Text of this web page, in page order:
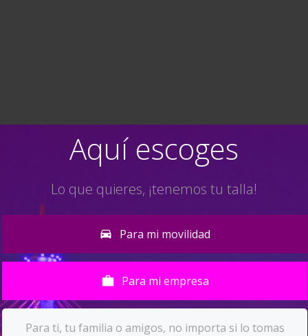
Aquí escoges
Lo que quieres, ¡tenemos tu talla!
Para mi movilidad
Para mi empresa
Para ti, tu familia o amigos, no importa si lo tomas